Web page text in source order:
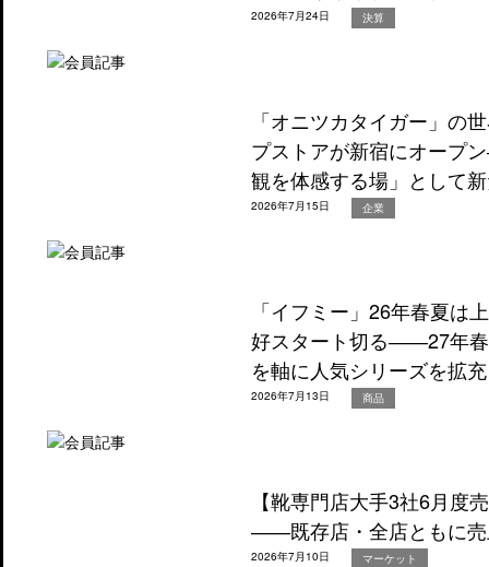
2026年7月24日 決算
「オニツカタイガー」の
プストアが新宿にオープ
観を体感する場」として
2026年7月15日 企業
「イフミー」26年春夏は
好スタート切る――27年
を軸に人気シリーズを拡充
2026年7月13日 商品
【靴専門店大手3社6月度
――既存店・全店ともに売
2026年7月10日 マーケット